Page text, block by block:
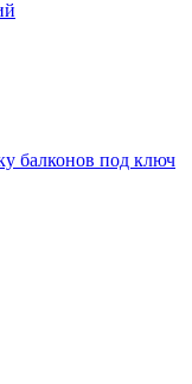
балконов под ключ